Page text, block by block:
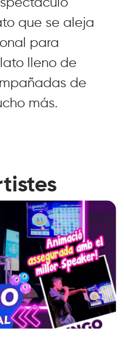
que se aleja
para
lleno de
de
más.